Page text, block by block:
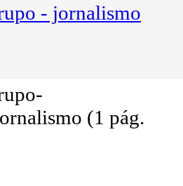
- jornalismo
(1 pág.